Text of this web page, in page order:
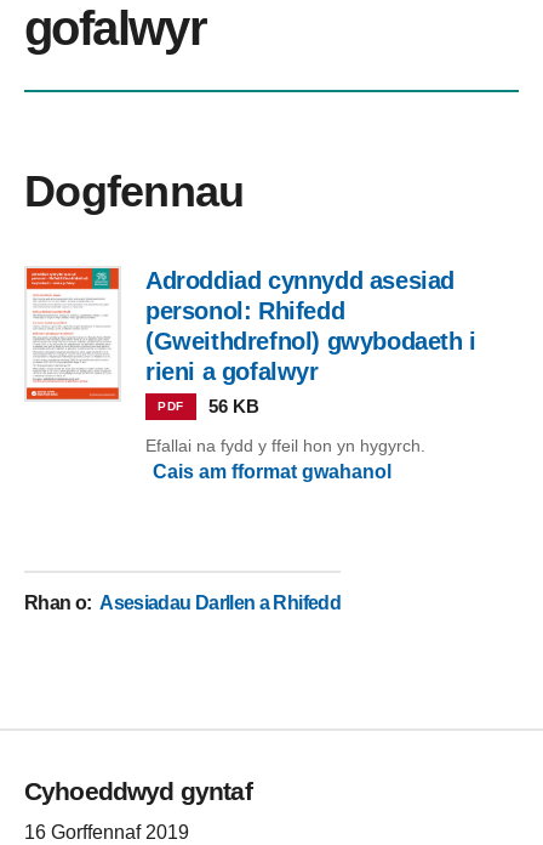
gofalwyr
Dogfennau
Adroddiad cynnydd asesiad
personol: Rhifedd
(Gweithdrefnol) gwybodaeth i
rieni a gofalwyr
PDF 56 KB
Efallai na fydd y ffeil hon yn hygyrch.
Cais am fformat gwahanol
Rhan o:Asesiadau Darllen a Rhifedd
Cyhoeddwyd gyntaf
16 Gorffennaf 2019